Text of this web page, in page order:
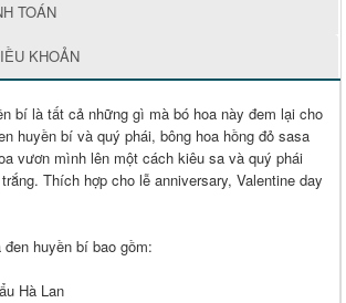
TOÁN
KHOẢN
bí là tất cả những gì mà bó hoa này đem lại cho
huyền bí và quý phái, bông hoa hồng đỏ sasa
vươn mình lên một cách kiêu sa và quý phái
Thích hợp cho lễ anniversary, Valentine day
huyền bí bao gồm:
Hà Lan